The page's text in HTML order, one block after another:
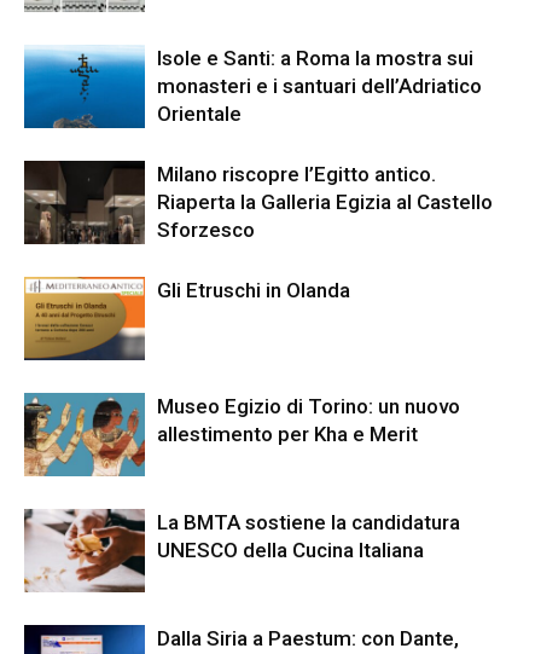
Isole e Santi: a Roma la mostra sui
monasteri e i santuari dell’Adriatico
Orientale
Milano riscopre l’Egitto antico.
Riaperta la Galleria Egizia al Castello
Sforzesco
Gli Etruschi in Olanda
Museo Egizio di Torino: un nuovo
allestimento per Kha e Merit
La BMTA sostiene la candidatura
UNESCO della Cucina Italiana
Dalla Siria a Paestum: con Dante,